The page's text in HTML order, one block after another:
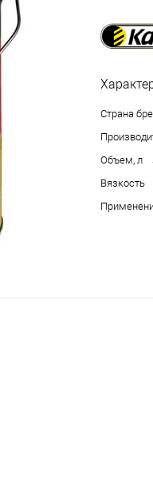
Страна
Объем, л
Вязкость